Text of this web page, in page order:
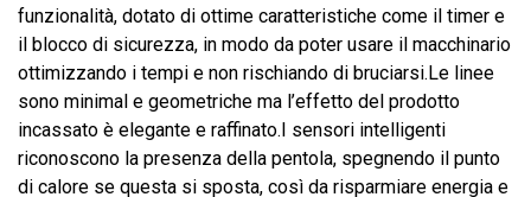
funzionalità, dotato di ottime caratteristiche come il timer e
il blocco di sicurezza, in modo da poter usare il macchinario
ottimizzando i tempi e non rischiando di bruciarsi.Le linee
sono minimal e geometriche ma l’effetto del prodotto
incassato è elegante e raffinato.I sensori intelligenti
riconoscono la presenza della pentola, spegnendo il punto
di calore se questa si sposta, così da risparmiare energia e